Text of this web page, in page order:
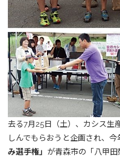
去る7月25日（土）、カシス生
しんでもらおうと企画され、
み選手権」 が青森市の「八甲田